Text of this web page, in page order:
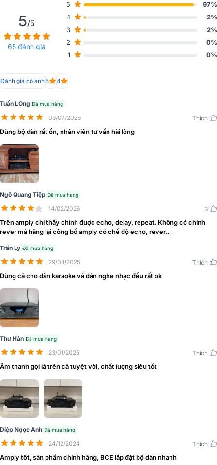
Mặt Sau Amply BIK A88
Điều khiển Amply BIK A88
Ampli BIK BJ-A88là một trong những dòng sản phẩm Ampli đa
5/5
65 đánh giá
5
97%
4
2%
3
2%
2
0%
1
0%
Đánh giá có ảnh 5 4
Tuấn LOng Đã mua hàng
03/07/2026 Thích
Dùng bộ dàn rất ổn, nhân viên tư vấn hài lòng
Ngô Quang Tiệp Đã mua hàng
14/02/2026 3
Trên amply chỉ thấy chỉnh được echo, delay, repeat. Không có chỉnh
rever mà hãng lại công bố amply có chế độ echo, rever…
Trần Ly Đã mua hàng
29/08/2025 Thích
Dùng cả cho dàn karaoke và dàn nghe nhạc đều rất ok
Thư Hân Đã mua hàng
23/01/2025 Thích
Âm thanh gọi là trên cả tuyệt vời, chất lượng siêu tốt
Diệp Ngọc Anh Đã mua hàng
24/12/2024 Thích
Amply tốt, sản phẩm chính hãng, BCE lắp đặt bộ dàn nhanh